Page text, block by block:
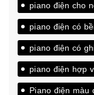
piano điện cho
piano điện có
piano điện có
piano điện hợp
Piano điện màu